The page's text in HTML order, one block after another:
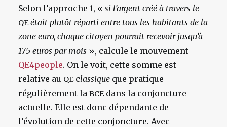
Selon l’approche 1, « si l’argent créé à travers le
QEétait plutôt réparti entre tous les habitants de la
zone euro, chaque citoyen pourrait recevoir jusqu’à
175 euros par mois », calcule le mouvement
QE4people. On le voit, cette somme est
relative au QEclassique que pratique
régulièrement la BCEdans la conjoncture
actuelle. Elle est donc dépendante de
l’évolution de cette conjoncture. Avec